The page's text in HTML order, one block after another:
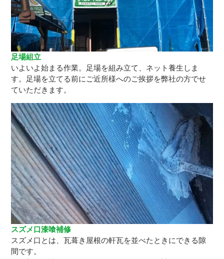
足場組立
いよいよ始まる作業。足場を組み立て、ネット養生しま
す。足場を立てる前にご近所様へのご挨拶を弊社の方でせ
ていただきます。
スズメ口漆喰補修
スズメ口とは、瓦葺き屋根の軒瓦を並べたときにできる隙
間です。